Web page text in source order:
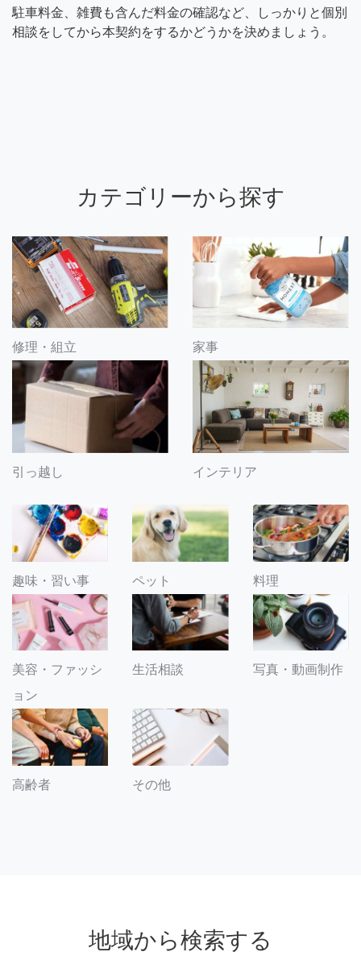
駐車料金、雑費も含んだ料金の確認など、しっかりと個別
相談をしてから本契約をするかどうかを決めましょう。
カテゴリーから探す
修理・組立 家事
引っ越し インテリア
趣味・習い事 ペット 料理
美容・ファッシ
ョン
生活相談 写真・動画制作
高齢者 その他
地域から検索する